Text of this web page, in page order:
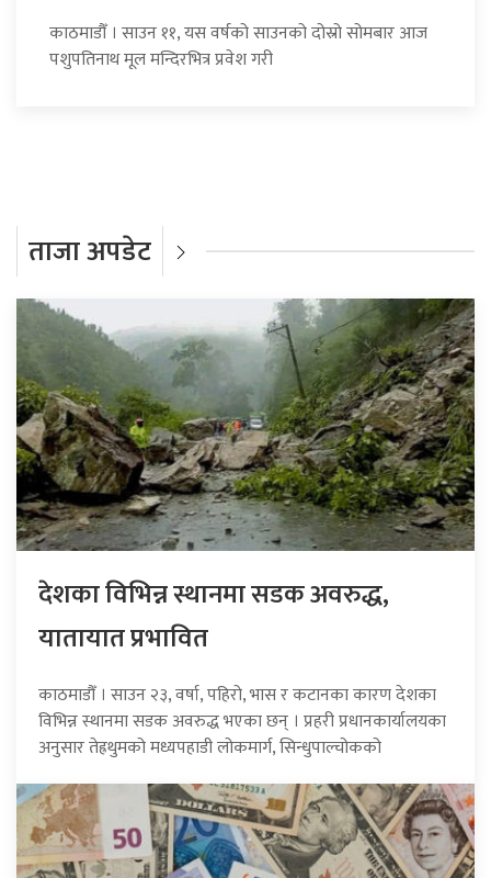
काठमाडौँ । साउन ११, यस वर्षको साउनको दोस्रो सोमबार आज
पशुपतिनाथ मूल मन्दिरभित्र प्रवेश गरी
ताजा अपडेट
देशका विभिन्न स्थानमा सडक अवरुद्ध,
यातायात प्रभावित
काठमाडौँ । साउन २३, वर्षा, पहिरो, भास र कटानका कारण देशका
विभिन्न स्थानमा सडक अवरुद्ध भएका छन् । प्रहरी प्रधानकार्यालयका
अनुसार तेह्रथुमको मध्यपहाडी लोकमार्ग, सिन्धुपाल्चोकको